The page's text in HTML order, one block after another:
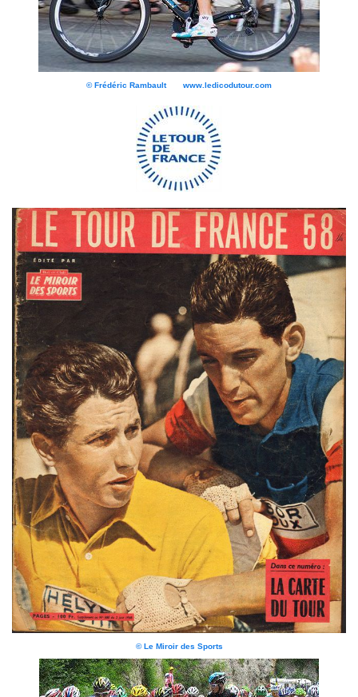
© Frédéric Rambault www.ledicodutour.com
© Le Miroir des Sports